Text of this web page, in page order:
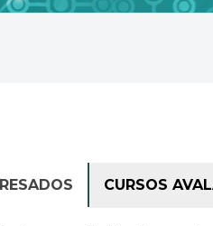
CURSOS